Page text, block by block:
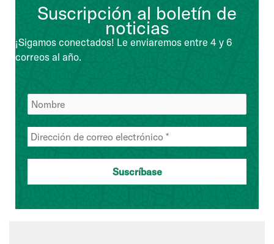
Suscripción al boletín de
noticias
¡Sigamos conectados! Le enviaremos entre 4 y 6
correos al año.